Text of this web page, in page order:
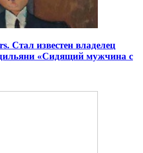
Стал известен владелец
«Сидящий мужчина с